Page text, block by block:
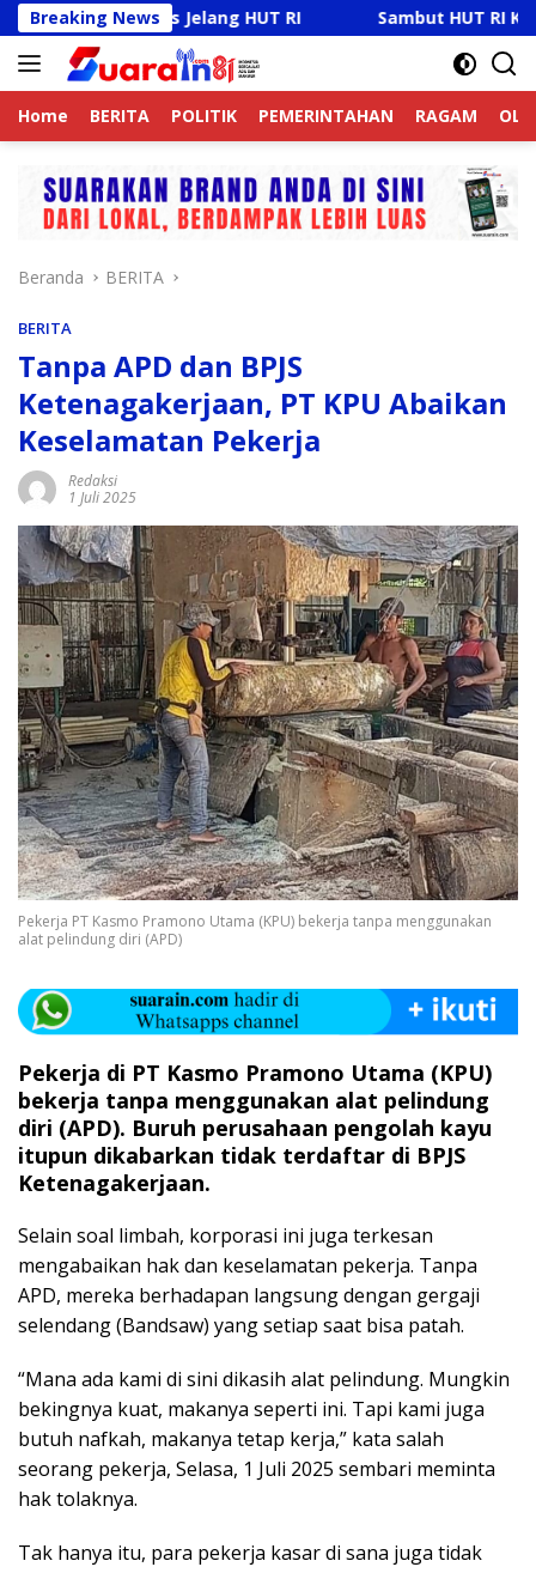
Langsung
ke
konten
Breaking News
Jelang HUT RI Sambut HUT RI Ke-81, Ricky
Home BERITA POLITIK PEMERINTAHAN RAGAM
Beranda BERITA
BERITA
Tanpa APD dan BPJS
Ketenagakerjaan, PT KPU Abaikan
Keselamatan Pekerja
Redaksi
1 Juli 2025
Pekerja PT Kasmo Pramono Utama (KPU) bekerja tanpa menggunakan
alat pelindung diri (APD)
Pekerja di PT Kasmo Pramono Utama (KPU)
bekerja tanpa menggunakan alat pelindung
diri (APD). Buruh perusahaan pengolah kayu
itupun dikabarkan tidak terdaftar di BPJS
Ketenagakerjaan.
Selain soal limbah, korporasi ini juga terkesan
mengabaikan hak dan keselamatan pekerja. Tanpa
APD, mereka berhadapan langsung dengan gergaji
selendang (Bandsaw) yang setiap saat bisa patah.
“Mana ada kami di sini dikasih alat pelindung. Mungkin
bekingnya kuat, makanya seperti ini. Tapi kami juga
butuh nafkah, makanya tetap kerja,” kata salah
seorang pekerja, Selasa, 1 Juli 2025 sembari meminta
hak tolaknya.
Tak hanya itu, para pekerja kasar di sana juga tidak